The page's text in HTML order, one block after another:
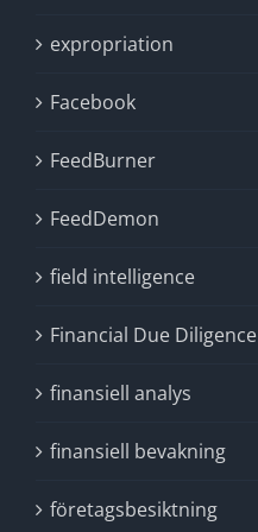
expropriation
Facebook
FeedBurner
FeedDemon
field intelligence
Financial Due Diligence
finansiell analys
finansiell bevakning
företagsbesiktning